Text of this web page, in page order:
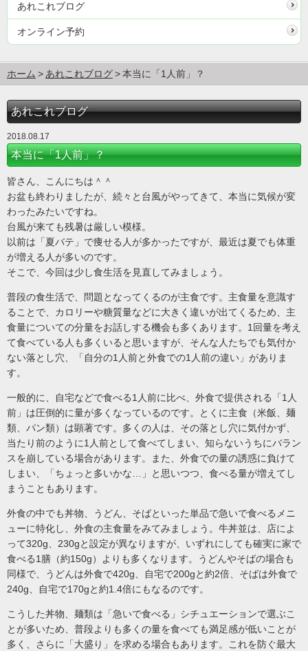
あれこれブログ
オンライン予約
ホーム あれこれブログ 本当に「1人前」？
あれこれブログ
2018.08.17
本当に「1人前」？
皆さん、こんにちは＾＾
お盆も終わりましたが、続々と台風がやってきて、本当に気候が変
わったみたいですね。
台風が来ても残暑は厳しい模様。
以前は「夏バテ」で痩せる人が多かったですが、最近は夏でも体重
が増える人が多いのです。
そこで、今回は少し食生活を見直してみましょう。
普段の食生活で、問題となってくるのが主食です。主食量を意識す
ることで、カロリーや糖質量などに大きく違いが出てくるため、主
食量についての分量をお話しする機会も多くあります。1回量を考え
て食べている人も多くいると思いますが、そんな人たちでも気付か
ない落とし穴、「自分の1人前と外食での1人前の違い」がありま
す。
一般的に、自宅などで食べる1人前に比べ、外食で提供される「1人
前」は圧倒的に量が多くなっているのです。とくに主食（米飯、麺
類、パン類）は顕著です。多くの人は、その落とし穴に気付かず、
当たり前のように1人前として食べてしまい、知らないうちにバラン
スを崩している場合があります。また、外食での量の誘惑に負けて
しまい、「ちょっと多いかな…」と思いつつ、食べる量が増えてし
まうこともあります。
外食の中でも丼物、うどん、そばといった単品で急いで食べるメニ
ューに特化し、外食の主食量をみてみましょう。牛丼並は、店によ
って320g、230gと設定が異なりますが、いずれにしても確実に家で
食べる1膳（約150g）よりも多くなります。うどんやそばの場合も
同様で、うどんは外食で420g、自宅で200gと約2倍、そばは外食で
240g、自宅で170gと約1.4倍にもなるのです。
こうした丼物、麺類は「急いで食べる」シチュエーションで選ぶこ
とが多いため、普段よりも多くの量を食べても満足感が低いことが
多く、さらに「大盛り」を求める場合もあります。これを防ぐ最大